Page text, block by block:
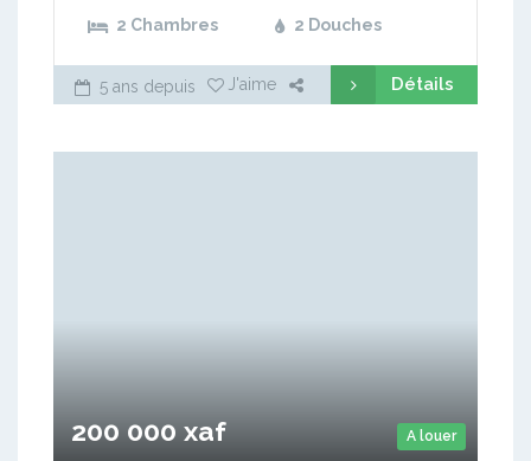
2 Chambres 2 Douches
5 ans depuis J'aime Détails
A louer
200 000 xaf